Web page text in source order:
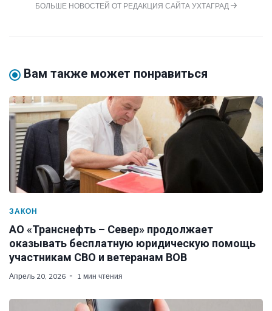
БОЛЬШЕ НОВОСТЕЙ ОТ РЕДАКЦИЯ САЙТА УХТАГРАД
Вам также может понравиться
ЗАКОН
АО «Транснефть – Север» продолжает
оказывать бесплатную юридическую помощь
участникам СВО и ветеранам ВОВ
Апрель 20, 2026 1 мин чтения